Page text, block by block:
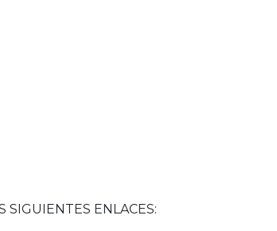
SIGUIENTES ENLACES: